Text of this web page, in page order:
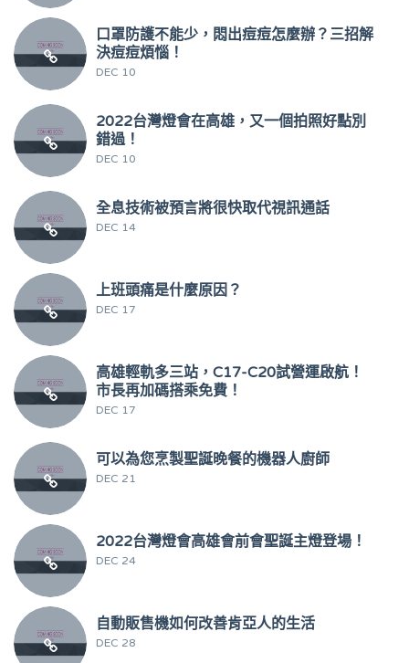
口罩防護不能少，悶出痘痘怎麼辦？三招解
決痘痘煩惱！
DEC 10
2022台灣燈會在高雄，又一個拍照好點別
錯過！
DEC 10
全息技術被預言將很快取代視訊通話
DEC 14
上班頭痛是什麼原因？
DEC 17
高雄輕軌多三站，C17-C20試營運啟航！
市長再加碼搭乘免費！
DEC 17
可以為您烹製聖誕晚餐的機器人廚師
DEC 21
2022台灣燈會高雄會前會聖誕主燈登場！
DEC 24
自動販售機如何改善肯亞人的生活
DEC 28